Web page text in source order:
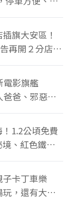
旗大安區！
再開２分店、
電影旗艦
爸、邪惡正
1.2公頃免費
、紅色鐵橋
子卡丁車樂
，還有大螢